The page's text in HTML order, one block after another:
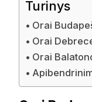
Turinys
Orai
Orai
Orai